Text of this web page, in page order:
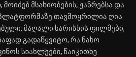
მსახიობების, ჟანრებსა და
პლატფორმაზე თავმოყრილია ღია
მაღალი ხარისხის ფილმები,
გადაწყვიტო, რა ნახო
სიახლეები, წაიკითხე